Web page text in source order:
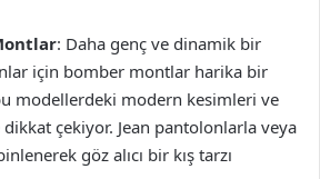
: Daha genç ve dinamik bir
için bomber montlar harika bir
modellerdeki modern kesimleri ve
çekiyor. Jean pantolonlarla veya
göz alıcı bir kış tarzı